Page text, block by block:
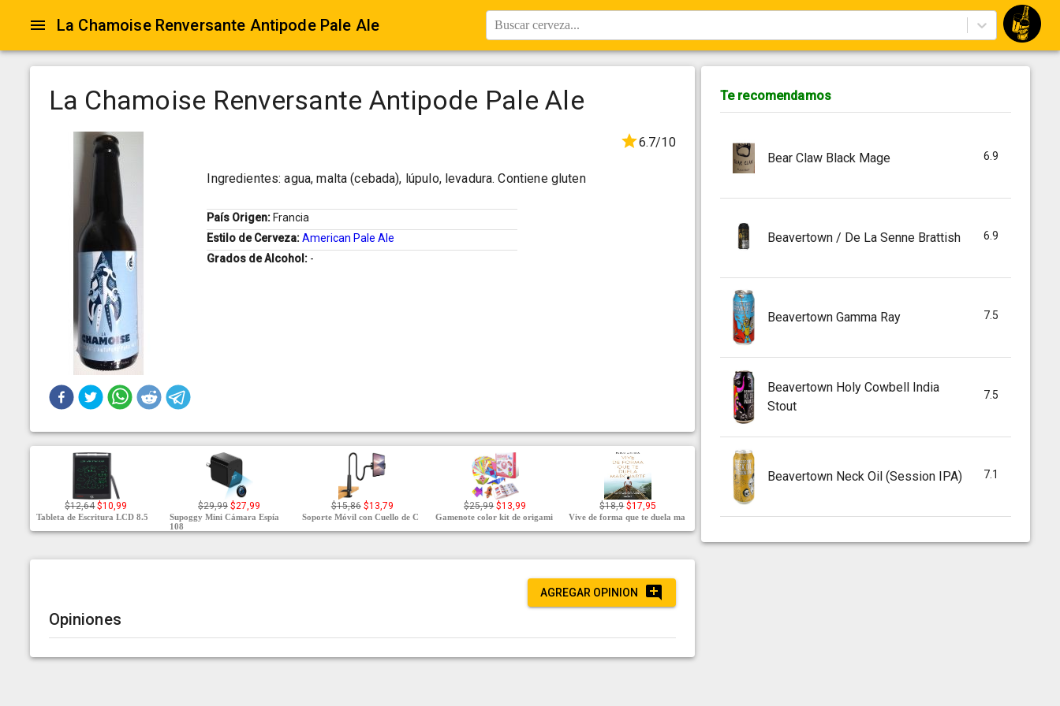
La Chamoise Renversante Antipode Pale Ale Buscar cerveza...
La Chamoise Renversante Antipode Pale Ale
6.7/10
Ingredientes: agua, malta (cebada), lúpulo, levadura. Contiene gluten
País Origen: Francia
Estilo de Cerveza:American Pale Ale
Grados de Alcohol: -
$12,64 $10,99
Tableta de Escritura LCD 8.5
$29,99 $27,99
Supoggy Mini Cámara Espía
108
$15,86 $13,79
Soporte Móvil con Cuello de C
$25,99 $13,99
Gamenote color kit de origami
$18,9 $17,95
Vive de forma que te duela ma
AGREGAR OPINION
Opiniones
Te recomendamos
Bear Claw Black Mage 6.9
Beavertown / De La Senne Brattish 6.9
Beavertown Gamma Ray 7.5
Beavertown Holy Cowbell India
Stout
7.5
Beavertown Neck Oil (Session IPA) 7.1